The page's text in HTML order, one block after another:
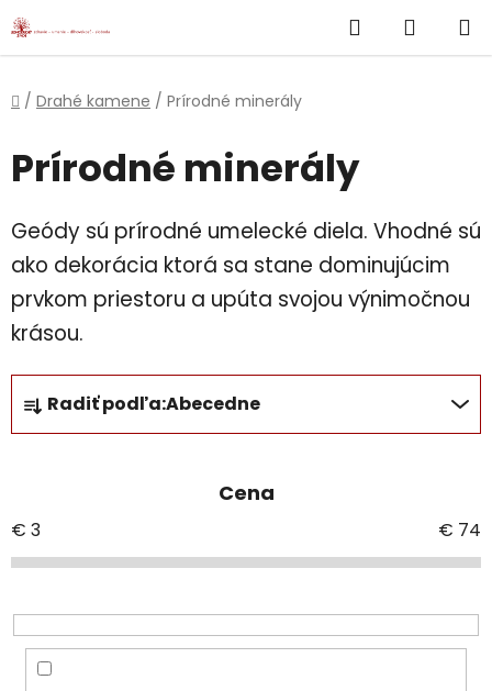
Prejsť
na
Hľadať
KOŠÍK
Domov
/ Drahé kamene / Prírodné minerály
Prírodné minerály
Geódy sú prírodné umelecké diela. Vhodné sú
ako dekorácia ktorá sa stane dominujúcim
prvkom priestoru a upúta svojou výnimočnou
krásou.
R
a
d
i
e
r
o
Radiť podľa:Abecedne
Cena
€ 3 € 74